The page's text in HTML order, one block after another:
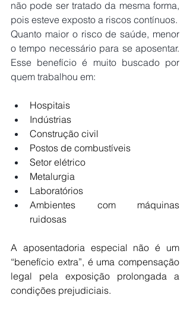
não pode ser tratado da mesma forma,
pois esteve exposto a riscos contínuos.
Quanto maior o risco de saúde, menor
o tempo necessário para se aposentar.
Esse benefício é muito buscado por
quem trabalhou em:
Hospitais
Indústrias
Construção civil
Postos de combustíveis
Setor elétrico
Metalurgia
Laboratórios
Ambientes com máquinas
ruidosas
A aposentadoria especial não é um
“benefício extra”, é uma compensação
legal pela exposição prolongada a
condições prejudiciais.